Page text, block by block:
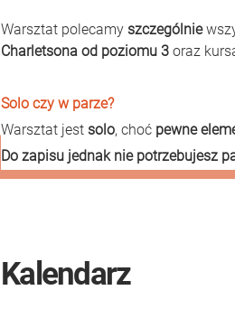
Warsztat polecamy szczególnie
Charletsona od poziomu 3 oraz
Solo czy w parze?
Warsztat jest solo, choć pewne
Do zapisu jednak nie potrzebujesz
Kalendarz